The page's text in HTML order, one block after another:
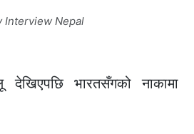
Interview Nepal
देखिएपछि भारतसँगको नाकामा